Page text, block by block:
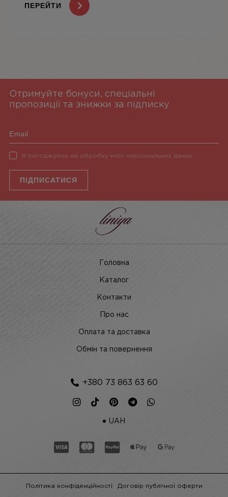
ПЕРЕЙТИ
Отримуйте бонуси, спеціальні
пропозиції та знижки за підписку
Я погоджуюсь на обробку моїх персональних даних
ПІДПИСАТИСЯ
Головна
Каталог
Контакти
Про нас
Оплата та доставка
Обмін та повернення
+380 73 863 63 60
UAH
Політика конфіденційності Договір публічної оферти